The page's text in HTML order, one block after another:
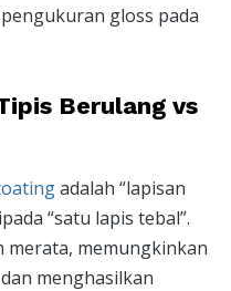
gloss pada
Berulang vs
adalah “lapisan
“satu lapis tebal”.
merata, memungkinkan
menghasilkan